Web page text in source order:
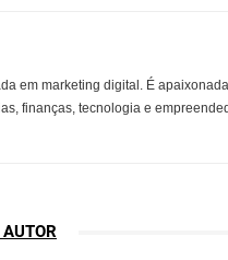
em marketing digital. É
finanças, tecnologia e